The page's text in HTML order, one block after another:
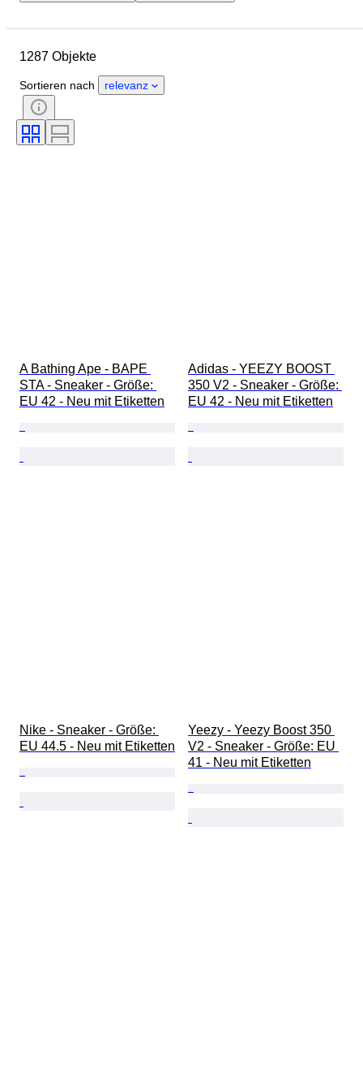
Herkunftsland
Geschlecht
Zustand
Unterschrift
Farbe
Accessoires enthalten
Modell
1287 Objekte
Sortieren nach relevanz
A Bathing Ape - BAPE
STA - Sneaker - Größe:
EU 42 - Neu mit Etiketten
Adidas - YEEZY BOOST
350 V2 - Sneaker - Größe:
EU 42 - Neu mit Etiketten
Nike - Sneaker - Größe:
EU 44.5 - Neu mit Etiketten
Yeezy - Yeezy Boost 350
V2 - Sneaker - Größe: EU
41 - Neu mit Etiketten